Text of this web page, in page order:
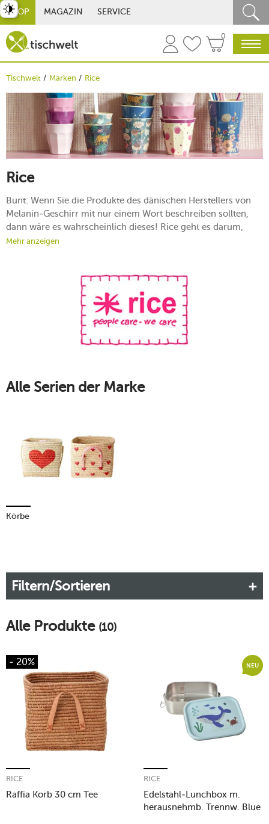
SHOP MAGAZIN SERVICE
0
Tischwelt Marken Rice
Rice
Bunt: Wenn Sie die Produkte des dänischen Herstellers von
Melanin-Geschirr mit nur einem Wort beschreiben sollten,
dann wäre es wahrscheinlich dieses! Rice geht es darum,
nicht nur ein bisschen, sondern gleich einen ganzen Kübel
Rice sieht nicht nur gut aus! Das Geschirr aus hochwertigem
Melamin ist hochfunktional designt und äußerst stabil. Bei
tischwelt entdecken Sie die Vielfalt von Rice!
Mehr anzeigen
Alle Serien der Marke
Körbe
Filtern/Sortieren
Alle Produkte (10)
- 20%
Raffia Korb 30 cm Tee
RICE
NEU
Edelstahl-Lunchbox m.
herausnehmb. Trennw. Blue
RICE
umschalten